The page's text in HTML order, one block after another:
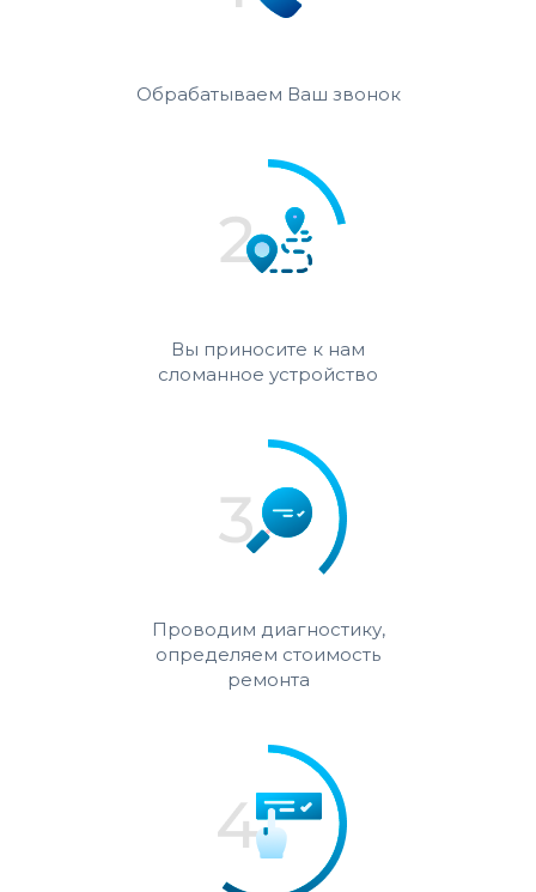
Обрабатываем Ваш звонок
Вы приносите к нам
сломанное устройство
Проводим диагностику,
определяем стоимость
ремонта